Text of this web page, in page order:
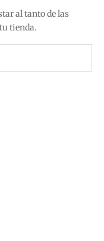
al tanto de las
tienda.